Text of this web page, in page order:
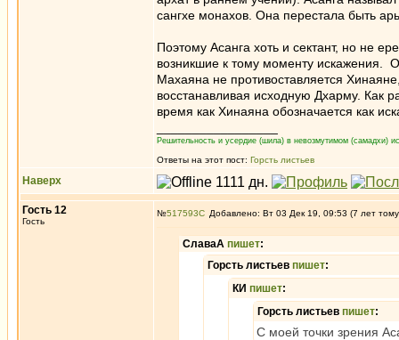
сангхе монахов. Она перестала быть
Поэтому Асанга хоть и сектант, но не
возникшие к тому моменту искажения.
Махаяна не противоставляется
восстанавливая исходную Дхарму. Как
время как Хинаяна обозначается как
Решительность и усердие (шила) в невозмутимом (самадхи)
Ответы на этот пост: Горсть листьев
Наверх
Гость 12
Гость
№517593 Добавлено: Вт 03 Дек 19, 09:53 (7 лет
СлаваА пишет:
Горсть листьев пишет:
КИ пишет:
Горсть листьев пишет:
С моей точки зрения